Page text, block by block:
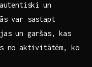
un
var sastapt
un garšas, kas
no ⁤aktivitātēm, ko